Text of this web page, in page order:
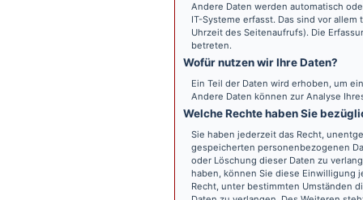
Andere Daten werden automatisch
IT-Systeme erfasst. Das sind vor
Uhrzeit des Seitenaufrufs). Die
betreten.
Wofür nutzen wir Ihre Daten?
Ein Teil der Daten wird erhoben, um
Andere Daten können zur Analyse
Welche Rechte haben Sie
Sie haben jederzeit das Recht,
gespeicherten personenbezogenen
oder Löschung dieser Daten zu
haben, können Sie diese Einwilligung
Recht, unter bestimmten Umständen